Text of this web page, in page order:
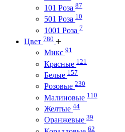
101 Роза 87
501 Роза 10
1001 Роза 7
Цвет 780
Микс 91
Красные 121
Белые 157
Розовые 230
Малиновые 110
Желтые 44
Оранжевые 39
62